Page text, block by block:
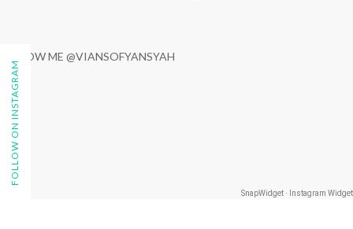
FOLLOW ON INSTAGRAM
FOLLOW ME @VIANSOFYANSYAH
SnapWidget · Instagram Widget